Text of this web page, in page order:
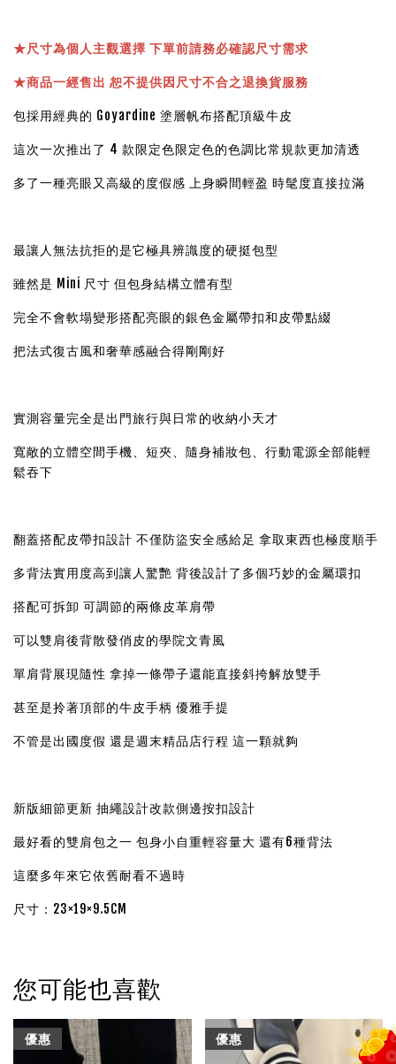
★尺寸為個人主觀選擇 下單前請務必確認尺寸需求
★商品一經售出 恕不提供因尺寸不合之退換貨服務
包採用經典的 Goyardine 塗層帆布搭配頂級牛皮
這次一次推出了 4 款限定色限定色的色調比常規款更加清透
多了一種亮眼又高級的度假感 上身瞬間輕盈 時髦度直接拉滿
最讓人無法抗拒的是它極具辨識度的硬挺包型
雖然是 Mini 尺寸 但包身結構立體有型
完全不會軟塌變形搭配亮眼的銀色金屬帶扣和皮帶點綴
把法式復古風和奢華感融合得剛剛好
實測容量完全是出門旅行與日常的收納小天才
寬敞的立體空間手機、短夾、隨身補妝包、行動電源全部能輕
鬆吞下
翻蓋搭配皮帶扣設計 不僅防盜安全感給足 拿取東西也極度順手
多背法實用度高到讓人驚艷 背後設計了多個巧妙的金屬環扣
搭配可拆卸 可調節的兩條皮革肩帶
可以雙肩後背散發俏皮的學院文青風
單肩背展現隨性 拿掉一條帶子還能直接斜挎解放雙手
甚至是拎著頂部的牛皮手柄 優雅手提
不管是出國度假 還是週末精品店行程 這一顆就夠
新版細節更新 抽繩設計改款側邊按扣設計
最好看的雙肩包之一 包身小自重輕容量大 還有6種背法
這麼多年來它依舊耐看不過時
尺寸：23×19×9.5CM
您可能也喜歡
優惠 優惠